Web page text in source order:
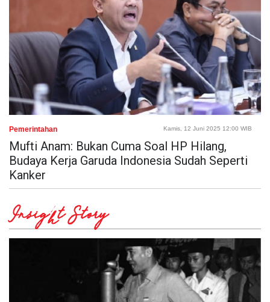
Pemerintahan Kamis, 12 Juni 2025 12:00 WIB
Mufti Anam: Bukan Cuma Soal HP Hilang,
Budaya Kerja Garuda Indonesia Sudah Seperti
Kanker
Insight Story